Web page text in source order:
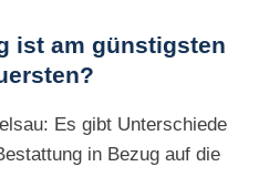
ist am günstigsten
Es gibt Unterschiede
in Bezug auf die